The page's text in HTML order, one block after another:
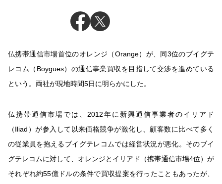
仏携帯通信市場首位のオレンジ（Orange）が、同3位のブイグテ
レコム（Boygues）の通信事業買収を目指して交渉を進めている
という。両社が現地時間5日に明らかにした。
仏携帯通信市場では、2012年に新興通信事業者のイリアド
（Iliad）が参入して以来価格競争が激化し、顧客数に比べて多く
の従業員を抱えるブイグテレコムでは経営状況が悪化。そのブイ
グテレコムに対して、オレンジとイリアド（携帯通信市場4位）が
それぞれ約55億ドルの条件で買収提案を行ったこともあったが、